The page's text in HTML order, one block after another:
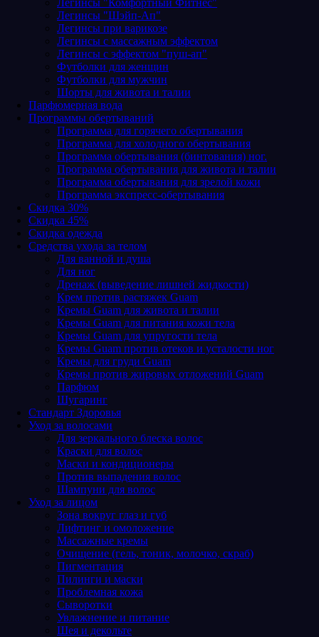
Легинсы "Шэйп-Ап"
Легинсы при варикозе
Легинсы с массажным эффектом
Легинсы с эффектом "пуш-ап"
Футболки для женщин
Футболки для мужчин
Шорты для живота и талии
Парфюмерная вода
Программы обертываний
Программа для горячего обертывания
Программа для холодного обертывания
Программа обертывания (бинтования) ног.
Программа обертывания для живота и талии
Программа обертывания для зрелой кожи
Программа экспресс-обертывания
Скидка 30%
Скидка 45%
Скидка одежда
Средства ухода за телом
Для ванной и душа
Для ног
Дренаж (выведение лишней жидкости)
Крем против растяжек Guam
Кремы Guam для живота и талии
Кремы Guam для питания кожи тела
Кремы Guam для упругости тела
Кремы Guam против отеков и усталости ног
Кремы для груди Guam
Кремы против жировых отложений Guam
Парфюм
Шугаринг
Стандарт Здоровья
Уход за волосами
Для зеркального блеска волос
Краски для волос
Маски и кондиционеры
Против выпадения волос
Шампуни для волос
Уход за лицом
Зона вокруг глаз и губ
Лифтинг и омоложение
Массажные кремы
Очищение (гель, тоник, молочко, скраб)
Пигментация
Пилинги и маски
Проблемная кожа
Сыворотки
Увлажнение и питание
Шея и декольте